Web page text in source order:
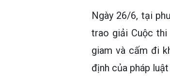
Ngày 26/6, tại
trao giải Cuộc thi
giam và cấm đi
định của pháp